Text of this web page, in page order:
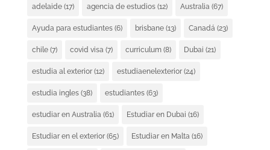
adelaide(17) agencia de estudios(12) Australia (67)
Ayuda para estudiantes(6) brisbane(13) Canadá (23)
chile(7) covid visa (7) curriculum(8) Dubai (21)
estudia al exterior(12) estudiaenelexterior(24)
estudia ingles(38) estudiantes(63)
estudiar en Australia (61) Estudiar en Dubai (16)
Estudiar en el exterior(65) Estudiar en Malta (16)